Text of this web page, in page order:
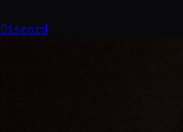
Discord